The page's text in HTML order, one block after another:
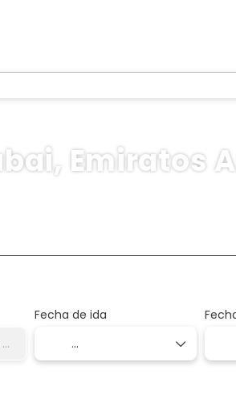
Emiratos
Fecha de ida